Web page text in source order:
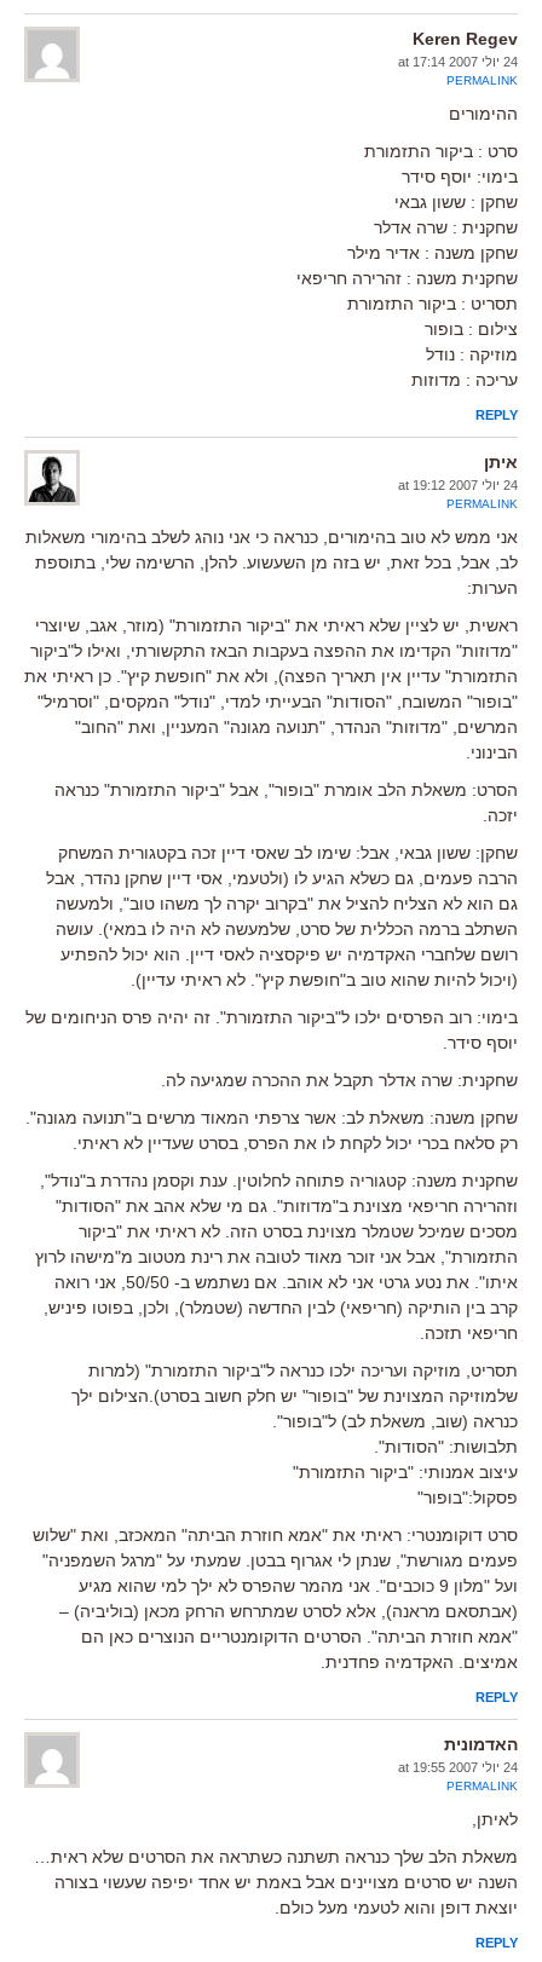
Keren Regev
24 יולי 2007 at 17:14
PERMALINK
ההימורים
סרט : ביקור התזמורת
בימוי: יוסף סידר
שחקן : ששון גבאי
שחקנית : שרה אדלר
שחקן משנה : אדיר מילר
שחקנית משנה : זהרירה חריפאי
תסריט : ביקור התזמורת
צילום : בופור
מוזיקה : נודל
עריכה : מדוזות
REPLY
איתן
24 יולי 2007 at 19:12
PERMALINK
אני ממש לא טוב בהימורים, כנראה כי אני נוהג לשלב בהימורי משאלות
לב, אבל, בכל זאת, יש בזה מן השעשוע. להלן, הרשימה שלי, בתוספת
הערות:
ראשית, יש לציין שלא ראיתי את "ביקור התזמורת" (מוזר, אגב, שיוצרי
"מדוזות" הקדימו את ההפצה בעקבות הבאז התקשורתי, ואילו ל"ביקור
התזמורת" עדיין אין תאריך הפצה), ולא את "חופשת קיץ". כן ראיתי את
"בופור" המשובח, "הסודות" הבעייתי למדי, "נודל" המקסים, "וסרמיל"
המרשים, "מדוזות" הנהדר, "תנועה מגונה" המעניין, ואת "החוב"
הבינוני.
הסרט: משאלת הלב אומרת "בופור", אבל "ביקור התזמורת" כנראה
יזכה.
שחקן: ששון גבאי, אבל: שימו לב שאסי דיין זכה בקטגורית המשחק
הרבה פעמים, גם כשלא הגיע לו (ולטעמי, אסי דיין שחקן נהדר, אבל
גם הוא לא הצליח להציל את "בקרוב יקרה לך משהו טוב", ולמעשה
השתלב ברמה הכללית של סרט, שלמעשה לא היה לו במאי). עושה
רושם שלחברי האקדמיה יש פיקסציה לאסי דיין. הוא יכול להפתיע
(ויכול להיות שהוא טוב ב"חופשת קיץ". לא ראיתי עדיין).
בימוי: רוב הפרסים ילכו ל"ביקור התזמורת". זה יהיה פרס הניחומים של
יוסף סידר.
שחקנית: שרה אדלר תקבל את ההכרה שמגיעה לה.
שחקן משנה: משאלת לב: אשר צרפתי המאוד מרשים ב"תנועה מגונה".
רק סלאח בכרי יכול לקחת לו את הפרס, בסרט שעדיין לא ראיתי.
שחקנית משנה: קטגוריה פתוחה לחלוטין. ענת וקסמן נהדרת ב"נודל",
וזהרירה חריפאי מצוינת ב"מדוזות". גם מי שלא אהב את "הסודות"
מסכים שמיכל שטמלר מצוינת בסרט הזה. לא ראיתי את "ביקור
התזמורת", אבל אני זוכר מאוד לטובה את רינת מטטוב מ"מישהו לרוץ
איתו". את נטע גרטי אני לא אוהב. אם נשתמש ב- 50/50, אני רואה
קרב בין הותיקה (חריפאי) לבין החדשה (שטמלר), ולכן, בפוטו פיניש,
חריפאי תזכה.
תסריט, מוזיקה ועריכה ילכו כנראה ל"ביקור התזמורת" (למרות
שלמוזיקה המצוינת של "בופור" יש חלק חשוב בסרט).הצילום ילך
כנראה (שוב, משאלת לב) ל"בופור".
תלבושות: "הסודות".
עיצוב אמנותי: "ביקור התזמורת"
פסקול:"בופור"
סרט דוקומנטרי: ראיתי את "אמא חוזרת הביתה" המאכזב, ואת "שלוש
פעמים מגורשת", שנתן לי אגרוף בבטן. שמעתי על "מרגל השמפניה"
ועל "מלון 9 כוכבים". אני מהמר שהפרס לא ילך למי שהוא מגיע
(אבתסאם מראנה), אלא לסרט שמתרחש הרחק מכאן (בוליביה) –
"אמא חוזרת הביתה". הסרטים הדוקומנטריים הנוצרים כאן הם
אמיצים. האקדמיה פחדנית.
REPLY
האדמונית
24 יולי 2007 at 19:55
PERMALINK
לאיתן,
משאלת הלב שלך כנראה תשתנה כשתראה את הסרטים שלא ראית…
השנה יש סרטים מצויינים אבל באמת יש אחד יפיפה שעשוי בצורה
יוצאת דופן והוא לטעמי מעל כולם.
REPLY